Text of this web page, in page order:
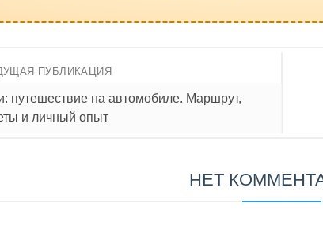
ПУБЛИКАЦИЯ
путешествие на автомобиле. Маршрут,
и личный опыт
НЕТ